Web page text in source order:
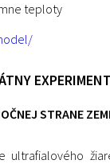
teploty
STRANE
ultrafialového